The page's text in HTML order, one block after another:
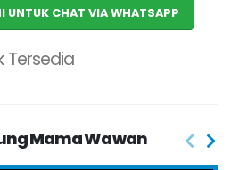
UNTUK CHAT VIA WHATSAPP
Tersedia
Mama Wawan